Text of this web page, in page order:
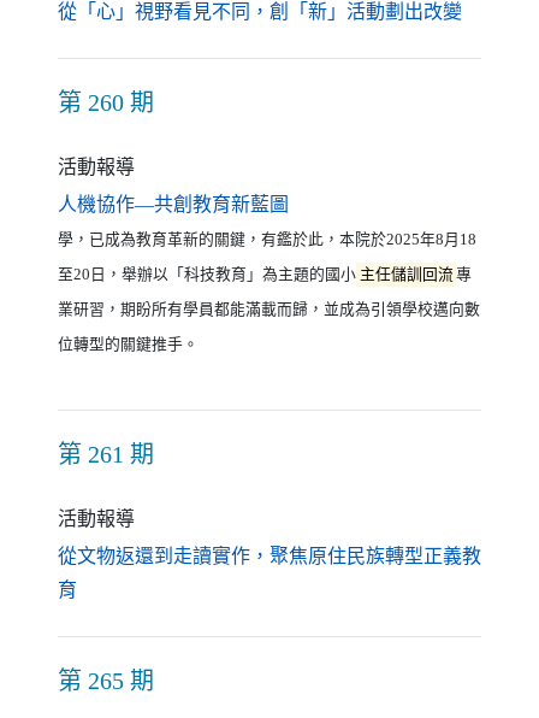
從「心」視野看見不同，創「新」活動劃出改變
第 260 期
活動報導
人機協作—共創教育新藍圖
學，已成為教育革新的關鍵，有鑑於此，本院於2025年8月18
至20日，舉辦以「科技教育」為主題的國小 主任儲訓回流 專
業研習，期盼所有學員都能滿載而歸，並成為引領學校邁向數
位轉型的關鍵推手。
第 261 期
活動報導
從文物返還到走讀實作，聚焦原住民族轉型正義教
育
第 265 期